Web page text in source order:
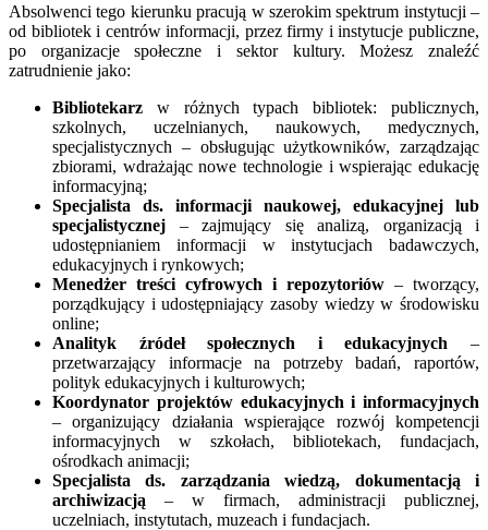
Absolwenci tego kierunku pracują w szerokim spektrum instytucji –
od bibliotek i centrów informacji, przez firmy i instytucje publiczne,
po organizacje społeczne i sektor kultury. Możesz znaleźć
zatrudnienie jako:
Bibliotekarz w różnych typach bibliotek: publicznych,
szkolnych, uczelnianych, naukowych, medycznych,
specjalistycznych – obsługując użytkowników, zarządzając
zbiorami, wdrażając nowe technologie i wspierając edukację
informacyjną;
Specjalista ds. informacji naukowej, edukacyjnej lub
specjalistycznej – zajmujący się analizą, organizacją i
udostępnianiem informacji w instytucjach badawczych,
edukacyjnych i rynkowych;
Menedżer treści cyfrowych i repozytoriów – tworzący,
porządkujący i udostępniający zasoby wiedzy w środowisku
online;
Analityk źródeł społecznych i edukacyjnych –
przetwarzający informacje na potrzeby badań, raportów,
polityk edukacyjnych i kulturowych;
Koordynator projektów edukacyjnych i informacyjnych
– organizujący działania wspierające rozwój kompetencji
informacyjnych w szkołach, bibliotekach, fundacjach,
ośrodkach animacji;
Specjalista ds. zarządzania wiedzą, dokumentacją i
archiwizacją – w firmach, administracji publicznej,
uczelniach, instytutach, muzeach i fundacjach.